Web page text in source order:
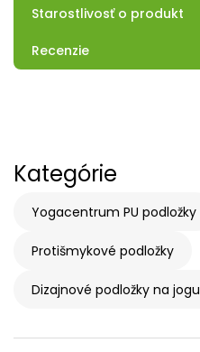
Starostlivosť o produkt
Recenzie
Kategórie
Yogacentrum PU podložky
Protišmykové podložky
Dizajnové podložky na jogu